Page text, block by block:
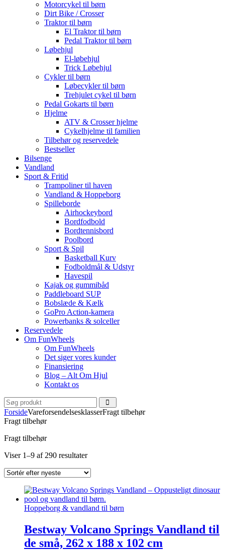
Motorcykel til børn
Dirt Bike / Crosser
Traktor til børn
El Traktor til børn
Pedal Traktor til børn
Løbehjul
El-løbehjul
Trick Løbehjul
Cykler til børn
Løbecykler til børn
Trehjulet cykel til børn
Pedal Gokarts til børn
Hjelme
ATV & Crosser hjelme
Cykelhjelme til familien
Tilbehør og reservedele
Bestseller
Bilsenge
Vandland
Sport & Fritid
Trampoliner til haven
Vandland & Hoppeborg
Spilleborde
Airhockeybord
Bordfodbold
Bordtennisbord
Poolbord
Sport & Spil
Basketball Kurv
Fodboldmål & Udstyr
Havespil
Kajak og gummibåd
Paddleboard SUP
Bobslæde & Kælk
GoPro Action-kamera
Powerbanks & solceller
Reservedele
Om FunWheels
Om FunWheels
Det siger vores kunder
Finansiering
Blog – Alt Om Hjul
Kontakt os
ForsideVareforsendelsesklasserFragt tilbehør
Fragt tilbehør
Fragt tilbehør
Viser 1–9 af 290 resultaterSorteret
seneste
Hoppeborg & vandland til børn
Bestway Volcano Springs Vandland til
de små, 262 x 188 x 102 cm